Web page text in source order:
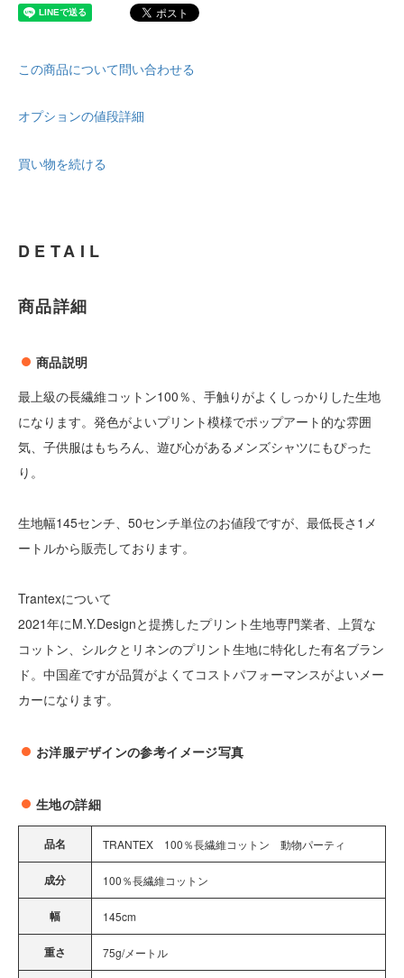
この商品について問い合わせる
オプションの値段詳細
買い物を続ける
DETAIL
商品詳細
商品説明
最上級の長繊維コットン100％、手触りがよくしっかりした生地
になります。発色がよいプリント模様でポップアート的な雰囲
気、子供服はもちろん、遊び心があるメンズシャツにもぴった
り。
生地幅145センチ、50センチ単位のお値段ですが、最低長さ1メ
ートルから販売しております。
Trantexについて
2021年にM.Y.Designと提携したプリント生地専門業者、上質な
コットン、シルクとリネンのプリント生地に特化した有名ブラン
ド。中国産ですが品質がよくてコストパフォーマンスがよいメー
カーになります。
お洋服デザインの参考イメージ写真
生地の詳細
品名 TRANTEX 100％長繊維コットン 動物パーティ
成分 100％長繊維コットン
幅 145cm
重さ 75g/メートル